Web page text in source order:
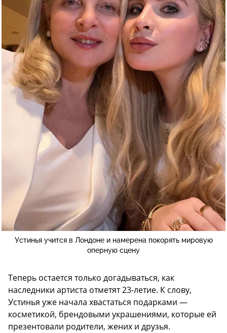
Устинья учится в Лондоне и намерена покорять мировую
оперную сцену
Теперь остается только догадываться, как
наследники артиста отметят 23-летие. К слову,
Устинья уже начала хвастаться подарками —
косметикой, брендовыми украшениями, которые ей
презентовали родители, жених и друзья.